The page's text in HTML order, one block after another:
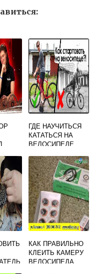
ГДЕ НАУЧИТЬСЯ
КАТАТЬСЯ НА
ВЕЛОСИПЕДЕ
КАК ПРАВИЛЬНО
КЛЕИТЬ КАМЕРУ
ВЕЛОСИПЕДА